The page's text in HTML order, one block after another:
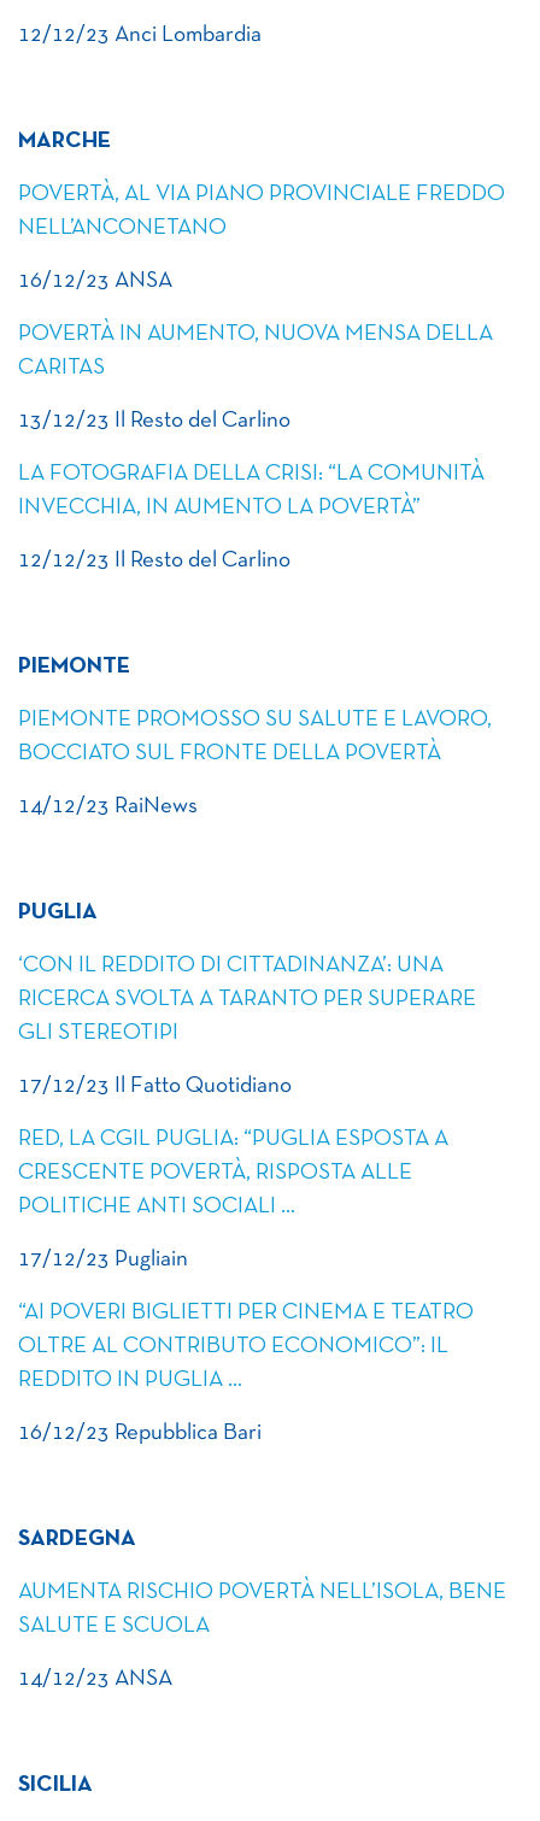
12/12/23 Anci Lombardia
MARCHE
POVERTÀ, AL VIA PIANO PROVINCIALE FREDDO
NELL’ANCONETANO
16/12/23 ANSA
POVERTÀ IN AUMENTO, NUOVA MENSA DELLA
CARITAS
13/12/23 Il Resto del Carlino
LA FOTOGRAFIA DELLA CRISI: “LA COMUNITÀ
INVECCHIA, IN AUMENTO LA POVERTÀ”
12/12/23 Il Resto del Carlino
PIEMONTE
PIEMONTE PROMOSSO SU SALUTE E LAVORO,
BOCCIATO SUL FRONTE DELLA POVERTÀ
14/12/23 RaiNews
PUGLIA
‘CON IL REDDITO DI CITTADINANZA’: UNA
RICERCA SVOLTA A TARANTO PER SUPERARE
GLI STEREOTIPI
17/12/23 Il Fatto Quotidiano
RED, LA CGIL PUGLIA: “PUGLIA ESPOSTA A
CRESCENTE POVERTÀ, RISPOSTA ALLE
POLITICHE ANTI SOCIALI …
17/12/23 Pugliain
“AI POVERI BIGLIETTI PER CINEMA E TEATRO
OLTRE AL CONTRIBUTO ECONOMICO”: IL
REDDITO IN PUGLIA …
16/12/23 Repubblica Bari
SARDEGNA
AUMENTA RISCHIO POVERTÀ NELL’ISOLA, BENE
SALUTE E SCUOLA
14/12/23 ANSA
SICILIA